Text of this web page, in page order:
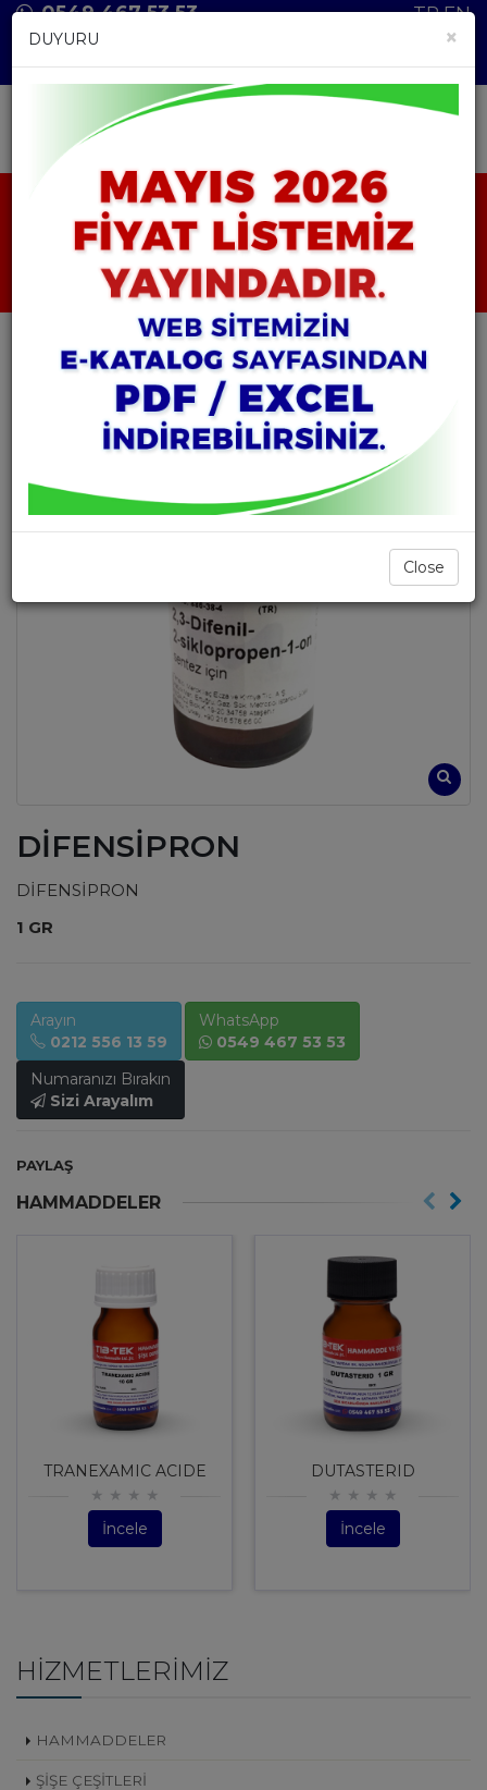
0549 467 53 53 TREN
ANASAYFA ÜRÜNLER HAMMADDELER DİFENSİPRON
DİFENSİPRON
DİFENSİPRON
DİFENSİPRON
1 GR
Arayın
0212 556 13 59
WhatsApp
0549 467 53 53
Numaranızı Bırakın
Sizi Arayalım
PAYLAŞ
HAMMADDELER
TRANEXAMIC ACIDE
İncele
DUTASTERID
İncele
HIZMETLERIMIZ
HAMMADDELER
ŞİŞE ÇEŞİTLERİ
×
DUYURU
Close